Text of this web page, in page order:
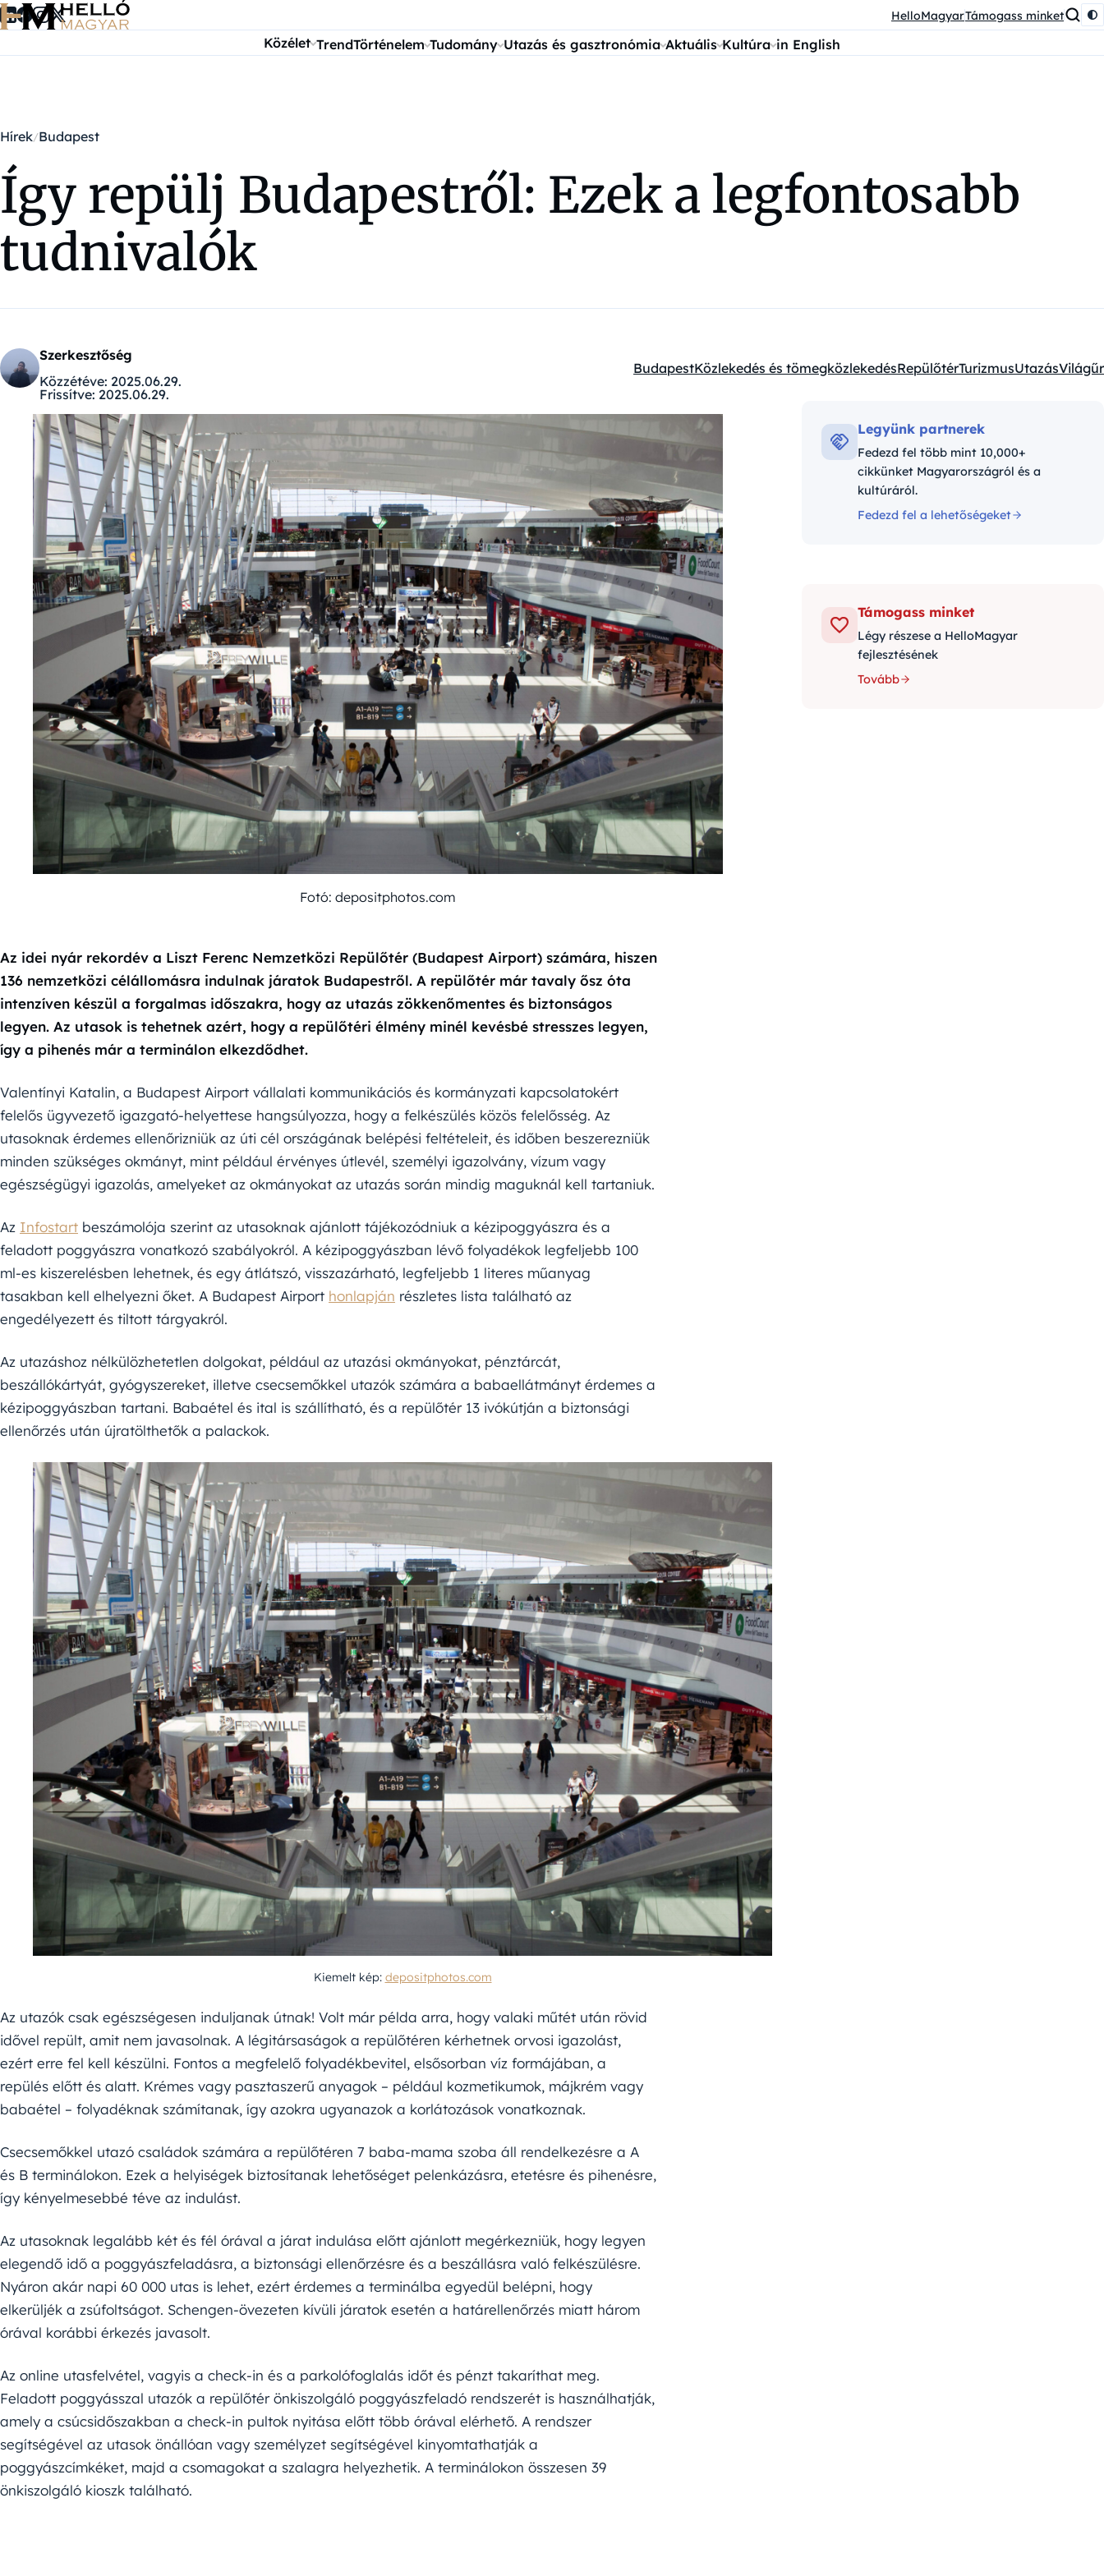
Ugrás a tartalomra HelloMagyarTámogass minket
Közélet TrendTörténelem Tudomány Utazás és gasztronómia Aktuális Kultúra in English
Hírek Budapest
Így repülj Budapestről: Ezek a legfontosabb
tudnivalók
Szerkesztőség
Közzétéve: 2025.06.29.
Frissítve: 2025.06.29.
Kategóriák:
BudapestKözlekedés és tömegközlekedésRepülőtérTurizmusUtazásVilágűr
Fotó: depositphotos.com
Az idei nyár rekordév a Liszt Ferenc Nemzetközi Repülőtér (Budapest Airport) számára, hiszen
136 nemzetközi célállomásra indulnak járatok Budapestről. A repülőtér már tavaly ősz óta
intenzíven készül a forgalmas időszakra, hogy az utazás zökkenőmentes és biztonságos
legyen. Az utasok is tehetnek azért, hogy a repülőtéri élmény minél kevésbé stresszes legyen,
így a pihenés már a terminálon elkezdődhet.
Valentínyi Katalin, a Budapest Airport vállalati kommunikációs és kormányzati kapcsolatokért
felelős ügyvezető igazgató-helyettese hangsúlyozza, hogy a felkészülés közös felelősség. Az
utasoknak érdemes ellenőrizniük az úti cél országának belépési feltételeit, és időben beszerezniük
minden szükséges okmányt, mint például érvényes útlevél, személyi igazolvány, vízum vagy
egészségügyi igazolás, amelyeket az okmányokat az utazás során mindig maguknál kell tartaniuk.
Az Infostart beszámolója szerint az utasoknak ajánlott tájékozódniuk a kézipoggyászra és a
feladott poggyászra vonatkozó szabályokról. A kézipoggyászban lévő folyadékok legfeljebb 100
ml-es kiszerelésben lehetnek, és egy átlátszó, visszazárható, legfeljebb 1 literes műanyag
tasakban kell elhelyezni őket. A Budapest Airport honlapján részletes lista található az
engedélyezett és tiltott tárgyakról.
Az utazáshoz nélkülözhetetlen dolgokat, például az utazási okmányokat, pénztárcát,
beszállókártyát, gyógyszereket, illetve csecsemőkkel utazók számára a babaellátmányt érdemes a
kézipoggyászban tartani. Babaétel és ital is szállítható, és a repülőtér 13 ivókútján a biztonsági
ellenőrzés után újratölthetők a palackok.
Kiemelt kép: depositphotos.com
Az utazók csak egészségesen induljanak útnak! Volt már példa arra, hogy valaki műtét után rövid
idővel repült, amit nem javasolnak. A légitársaságok a repülőtéren kérhetnek orvosi igazolást,
ezért erre fel kell készülni. Fontos a megfelelő folyadékbevitel, elsősorban víz formájában, a
repülés előtt és alatt. Krémes vagy pasztaszerű anyagok – például kozmetikumok, májkrém vagy
babaétel – folyadéknak számítanak, így azokra ugyanazok a korlátozások vonatkoznak.
Csecsemőkkel utazó családok számára a repülőtéren 7 baba-mama szoba áll rendelkezésre a A
és B terminálokon. Ezek a helyiségek biztosítanak lehetőséget pelenkázásra, etetésre és pihenésre,
így kényelmesebbé téve az indulást.
Az utasoknak legalább két és fél órával a járat indulása előtt ajánlott megérkezniük, hogy legyen
elegendő idő a poggyászfeladásra, a biztonsági ellenőrzésre és a beszállásra való felkészülésre.
Nyáron akár napi 60 000 utas is lehet, ezért érdemes a terminálba egyedül belépni, hogy
elkerüljék a zsúfoltságot. Schengen-övezeten kívüli járatok esetén a határellenőrzés miatt három
órával korábbi érkezés javasolt.
Az online utasfelvétel, vagyis a check-in és a parkolófoglalás időt és pénzt takaríthat meg.
Feladott poggyásszal utazók a repülőtér önkiszolgáló poggyászfeladó rendszerét is használhatják,
amely a csúcsidőszakban a check-in pultok nyitása előtt több órával elérhető. A rendszer
segítségével az utasok önállóan vagy személyzet segítségével kinyomtathatják a
poggyászcímkéket, majd a csomagokat a szalagra helyezhetik. A terminálokon összesen 39
önkiszolgáló kioszk található.
Legyünk partnerek
Fedezd fel több mint 10,000+
cikkünket Magyarországról és a
kultúráról.
Fedezd fel a lehetőségeket
Támogass minket
Légy részese a HelloMagyar
fejlesztésének
Tovább